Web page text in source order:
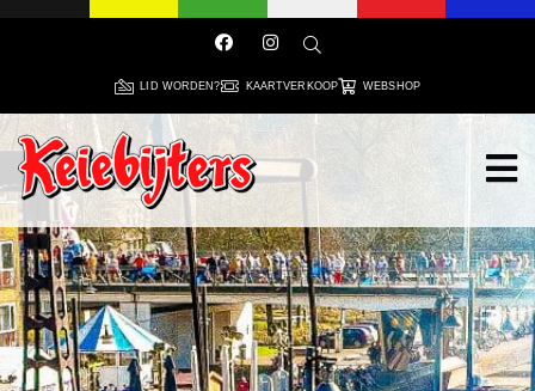
LID WORDEN? KAARTVERKOOP WEBSHOP